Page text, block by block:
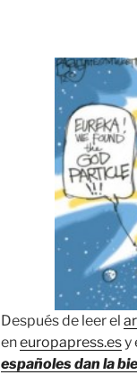
Después de leer el
eneuropapress.esy
españoles dan la